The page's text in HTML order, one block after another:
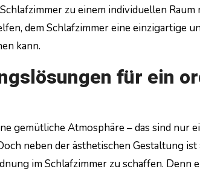
zu einem individuellen Raum
dem Schlafzimmer eine einzigartige
kann.
für ein
gemütliche Atmosphäre – das sind nur
neben der ästhetischen Gestaltung
im Schlafzimmer zu schaffen. Denn